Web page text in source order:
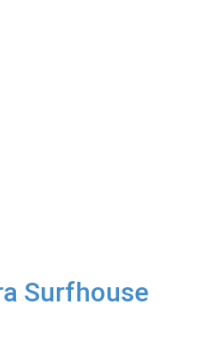
Surfhouse